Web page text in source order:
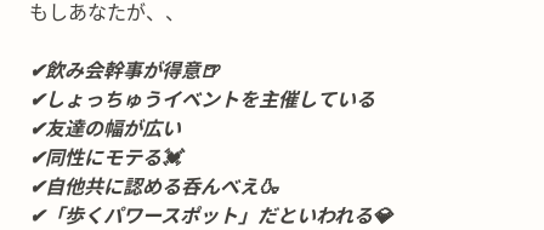
もしあなたが、、
✔飲み会幹事が得意🍺
✔しょっちゅうイベントを主催している
✔友達の幅が広い
✔同性にモテる💓
✔自他共に認める呑んべえ🍶
✔「歩くパワースポット」だといわれる💎